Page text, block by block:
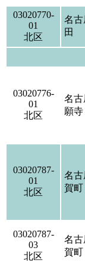
03020770-
01
北区
名古
田
03020776-
01
北区
名
願寺
03020787-
01
北区
名
賀町
03020787-
03
北区
名
賀町